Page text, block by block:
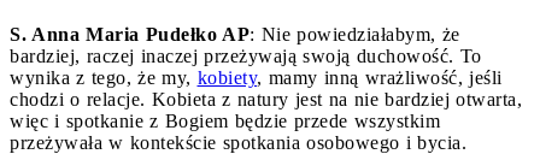
S. Anna Maria Pudełko AP: Nie powiedziałabym, że
bardziej, raczej inaczej przeżywają swoją duchowość. To
wynika z tego, że my, kobiety, mamy inną wrażliwość, jeśli
chodzi o relacje. Kobieta z natury jest na nie bardziej otwarta,
więc i spotkanie z Bogiem będzie przede wszystkim
przeżywała w kontekście spotkania osobowego i bycia.